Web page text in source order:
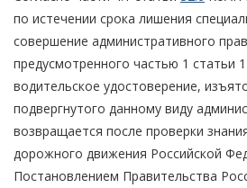
по истечении срока лишения
совершение административного
предусмотренного частью 1 статьи
водительское удостоверение,
подвергнутого данному виду
возвращается после проверки
дорожного движения Российской
Постановлением Правительства